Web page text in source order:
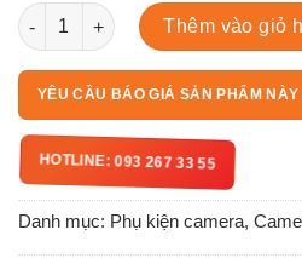
Lens ống kính - Phụ kiện camera
Thêm vào giỏ
YÊU CẦU BÁO GIÁ SẢN PHẨM NÀY
HOTLINE: 093 267 33 55
Danh mục: Phụ kiện camera,